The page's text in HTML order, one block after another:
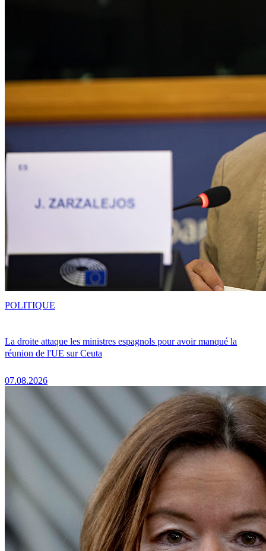
La droite attaque les ministres espagnols pour avoir manqué la
réunion de l'UE sur Ceuta
07.08.2026
POLITIQUE